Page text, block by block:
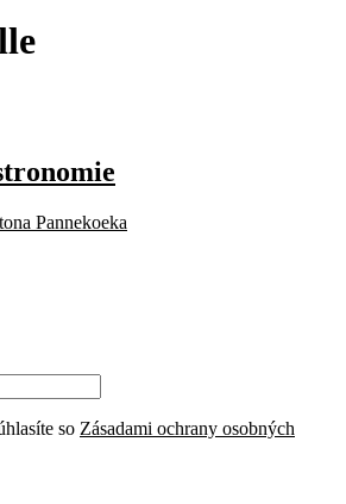
Pannekoeka
so Zásadami ochrany osobných